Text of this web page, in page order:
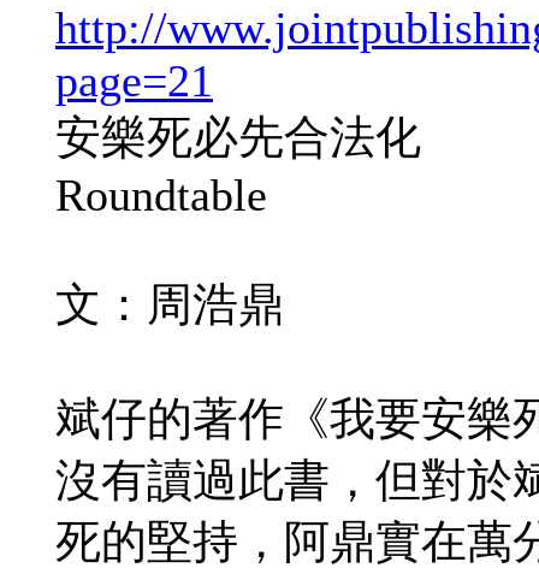
http://
page=21
安樂死必先合法化
Roundtable
文：周浩鼎
斌仔的著作《我要安樂
沒有讀過此書，但對於
死的堅持，阿鼎實在萬